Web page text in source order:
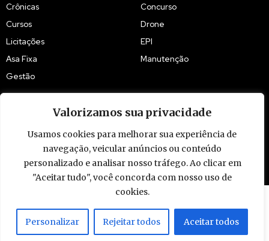
Valorizamos sua privacidade
Usamos cookies para melhorar sua experiência de
navegação, veicular anúncios ou conteúdo
personalizado e analisar nosso tráfego. Ao clicar em
"Aceitar tudo", você concorda com nosso uso de
cookies.
Personalizar Rejeitar todos Aceitar todos
Crônicas
Cursos
Licitações
Asa Fixa
Gestão
Concurso
Drone
EPI
Manutenção
© 2009 - 2026 Piloto Policial. Todos os direitos reservados. Brasil.